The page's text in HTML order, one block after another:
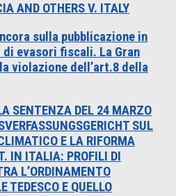
AND OTHERS V. ITALY
sulla pubblicazione in
di evasori fiscali. La Gran
violazione dell’art.8 della
SENTENZA DEL 24 MARZO
SUL
E LA RIFORMA
IN ITALIA: PROFILI DI
L’ORDINAMENTO
TEDESCO E QUELLO